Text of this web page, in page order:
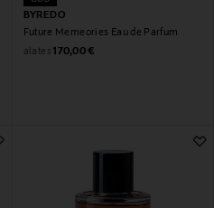
BYREDO
Future Memeories Eau de Parfum
alates Original Price
170,00 €